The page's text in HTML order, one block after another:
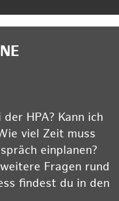
HPA? Kann ich
viel Zeit muss
einplanen?
Fragen rund
findest du in den